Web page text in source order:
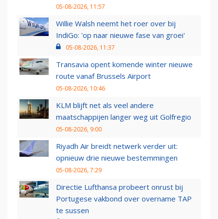
05-08-2026, 11:57
Willie Walsh neemt het roer over bij
IndiGo: 'op naar nieuwe fase van groei'
05-08-2026, 11:37
Transavia opent komende winter nieuwe
route vanaf Brussels Airport
05-08-2026, 10:46
KLM blijft net als veel andere
maatschappijen langer weg uit Golfregio
05-08-2026, 9:00
Riyadh Air breidt netwerk verder uit:
opnieuw drie nieuwe bestemmingen
05-08-2026, 7:29
Directie Lufthansa probeert onrust bij
Portugese vakbond over overname TAP
te sussen